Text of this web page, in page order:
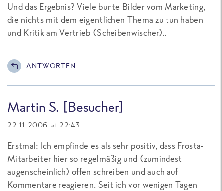
Und das Ergebnis? Viele bunte Bilder vom Marketing,
die nichts mit dem eigentlichen Thema zu tun haben
und Kritik am Vertrieb (Scheibenwischer)..
ANTWORTEN
Martin S. [Besucher]
22.11.2006 at 22:43
Erstmal: Ich empfinde es als sehr positiv, dass Frosta-
Mitarbeiter hier so regelmäßig und (zumindest
augenscheinlich) offen schreiben und auch auf
Kommentare reagieren. Seit ich vor wenigen Tagen